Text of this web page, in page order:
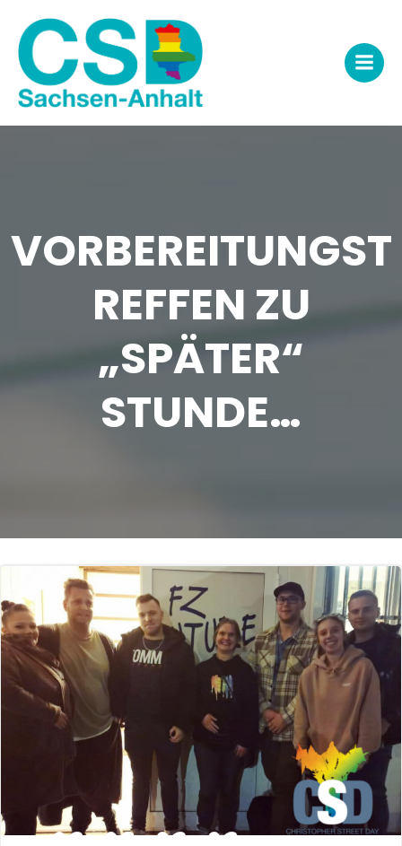
springen
VORBEREITUNGST
REFFEN ZU
„SPÄTER“
STUNDE…